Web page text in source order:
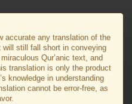
accurate any translation of the
will still fall short in conveying
Qur’anic text, and
translation is only the product
knowledge in understanding
cannot be error-free, as